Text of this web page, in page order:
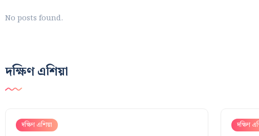
No posts found.
দক্ষিণ এশিয়া
দক্ষিণ এশিয়া দক্ষিণ